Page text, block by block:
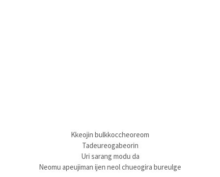
Kkeojin bulkkoccheoreom
Tadeureogabeorin
Uri sarang modu da
Neomu apeujiman ijen neol chueogira bureulge